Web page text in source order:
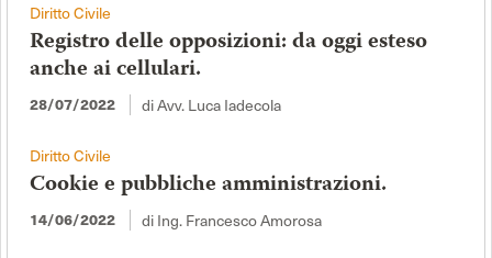
Diritto Civile
Registro delle opposizioni: da oggi esteso
anche ai cellulari.
28/07/2022 di Avv. Luca Iadecola
Diritto Civile
Cookie e pubbliche amministrazioni.
14/06/2022 di Ing. Francesco Amorosa